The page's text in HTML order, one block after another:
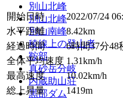
別山北峰
別山北峰
別山南峰
稜線上の登山者
鞍部
真砂岳分岐
内蔵助山荘
黒部ダム
開始日時 2022/07/24
水平距離
8.42km
経過時間
6時間37分48
全体平均速度 1.31km/h
最高速度
10.02km/h
総上昇量
1419m